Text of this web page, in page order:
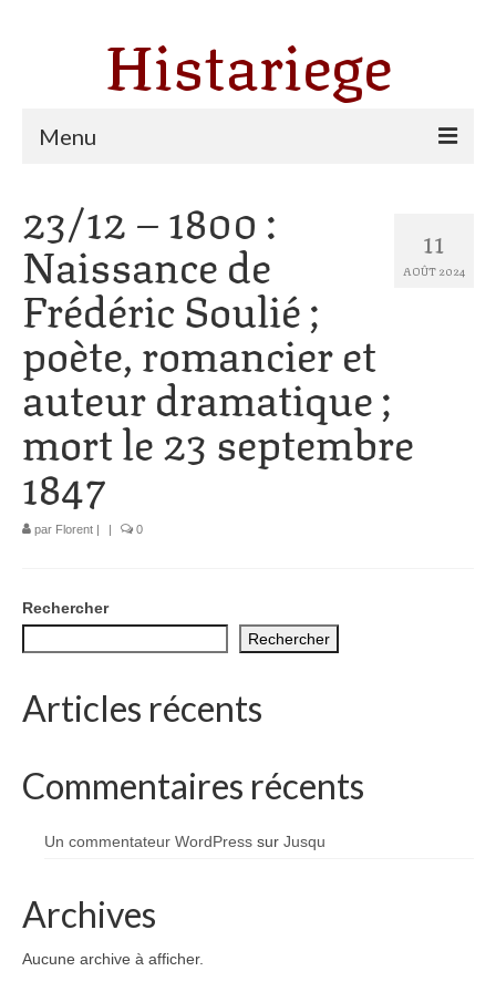
Histariege
Menu
Thèmes
Agriculture, forêt et pastoralisme
Pastoralisme
Cartulaire de Saint Sernin
Catharisme
Dates ariégeoises
1505 à 1589
1595 à 1693
1701 à 1798
1901 à 1948
1950 à 2006
Histoire Générale du Languedoc
HGL: 498 à 1095
11
AOÛT 2024
23/12 – 1800 :
Naissance de
Frédéric Soulié ;
poète, romancier et
auteur dramatique ;
mort le 23 septembre
1847
par Florent | | 0
Rechercher
Rechercher
Articles récents
Commentaires récents
Un commentateur WordPress sur Jusqu
Archives
Aucune archive à afficher.